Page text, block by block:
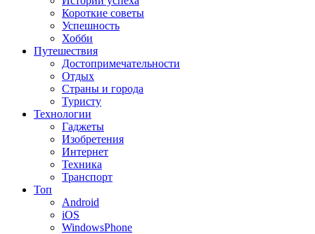
Короткие советы
Успешность
Хобби
Путешествия
Достопримечательности
Отдых
Страны и города
Туристу
Технологии
Гаджеты
Изобретения
Интернет
Техника
Транспорт
Топ
Android
iOS
WindowsPhone